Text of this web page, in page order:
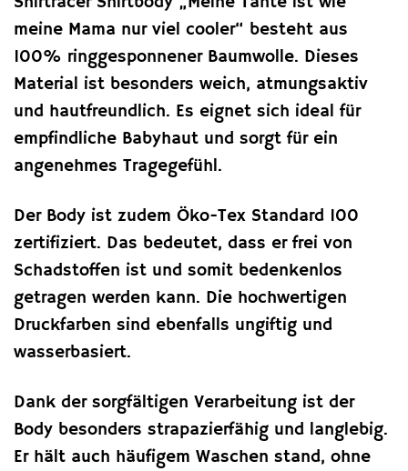
meine Mama nur viel cooler“ besteht aus
100% ringgesponnener Baumwolle. Dieses
Material ist besonders weich, atmungsaktiv
und hautfreundlich. Es eignet sich ideal für
empfindliche Babyhaut und sorgt für ein
angenehmes Tragegefühl.
Der Body ist zudem Öko-Tex Standard 100
zertifiziert. Das bedeutet, dass er frei von
Schadstoffen ist und somit bedenkenlos
getragen werden kann. Die hochwertigen
Druckfarben sind ebenfalls ungiftig und
wasserbasiert.
Dank der sorgfältigen Verarbeitung ist der
Body besonders strapazierfähig und langlebig.
Er hält auch häufigem Waschen stand, ohne